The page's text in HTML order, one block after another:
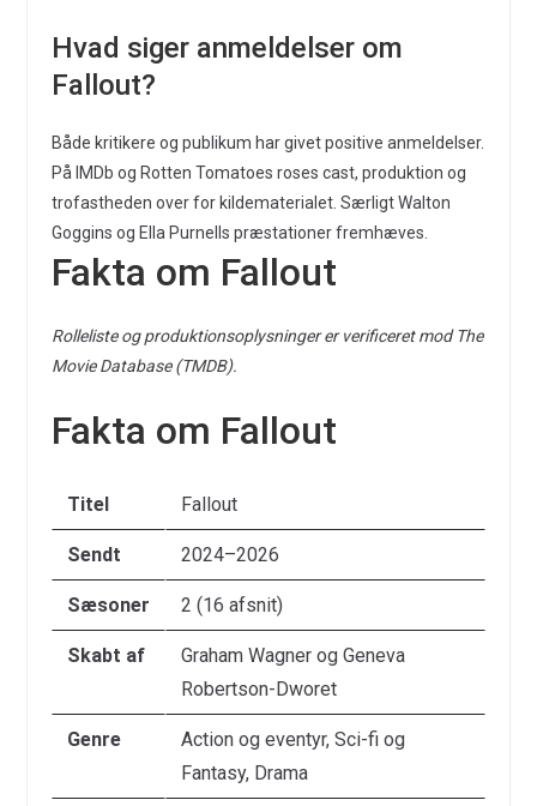
Hvad siger anmeldelser om
Fallout?
Både kritikere og publikum har givet positive anmeldelser.
På IMDb og Rotten Tomatoes roses cast, produktion og
trofastheden over for kildematerialet. Særligt Walton
Goggins og Ella Purnells præstationer fremhæves.
Fakta om Fallout
Rolleliste og produktionsoplysninger er verificeret mod The
Movie Database (TMDB).
Fakta om Fallout
Titel Fallout
Sendt 2024–2026
Sæsoner 2 (16 afsnit)
Skabt af
Graham Wagner og Geneva
Robertson-Dworet
Genre
Action og eventyr, Sci-fi og
Fantasy, Drama